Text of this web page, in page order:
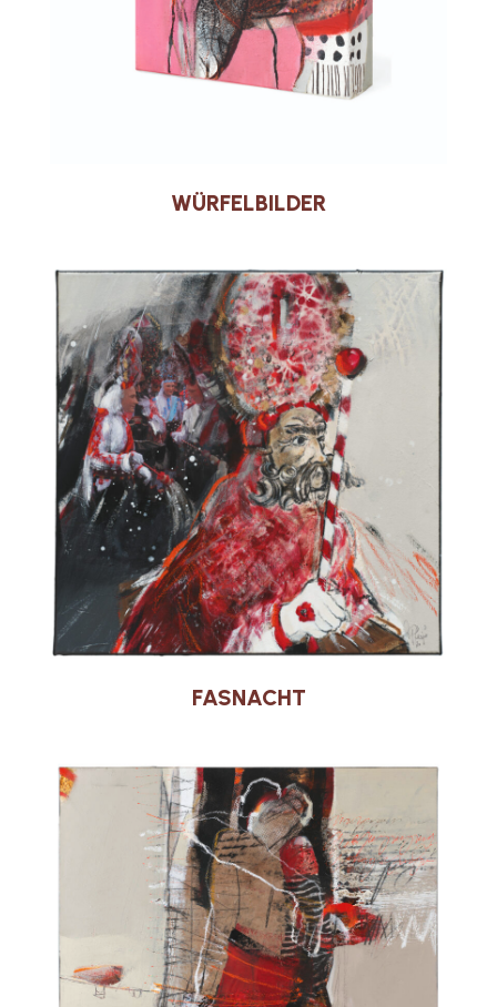
WÜRFELBILDER
FASNACHT